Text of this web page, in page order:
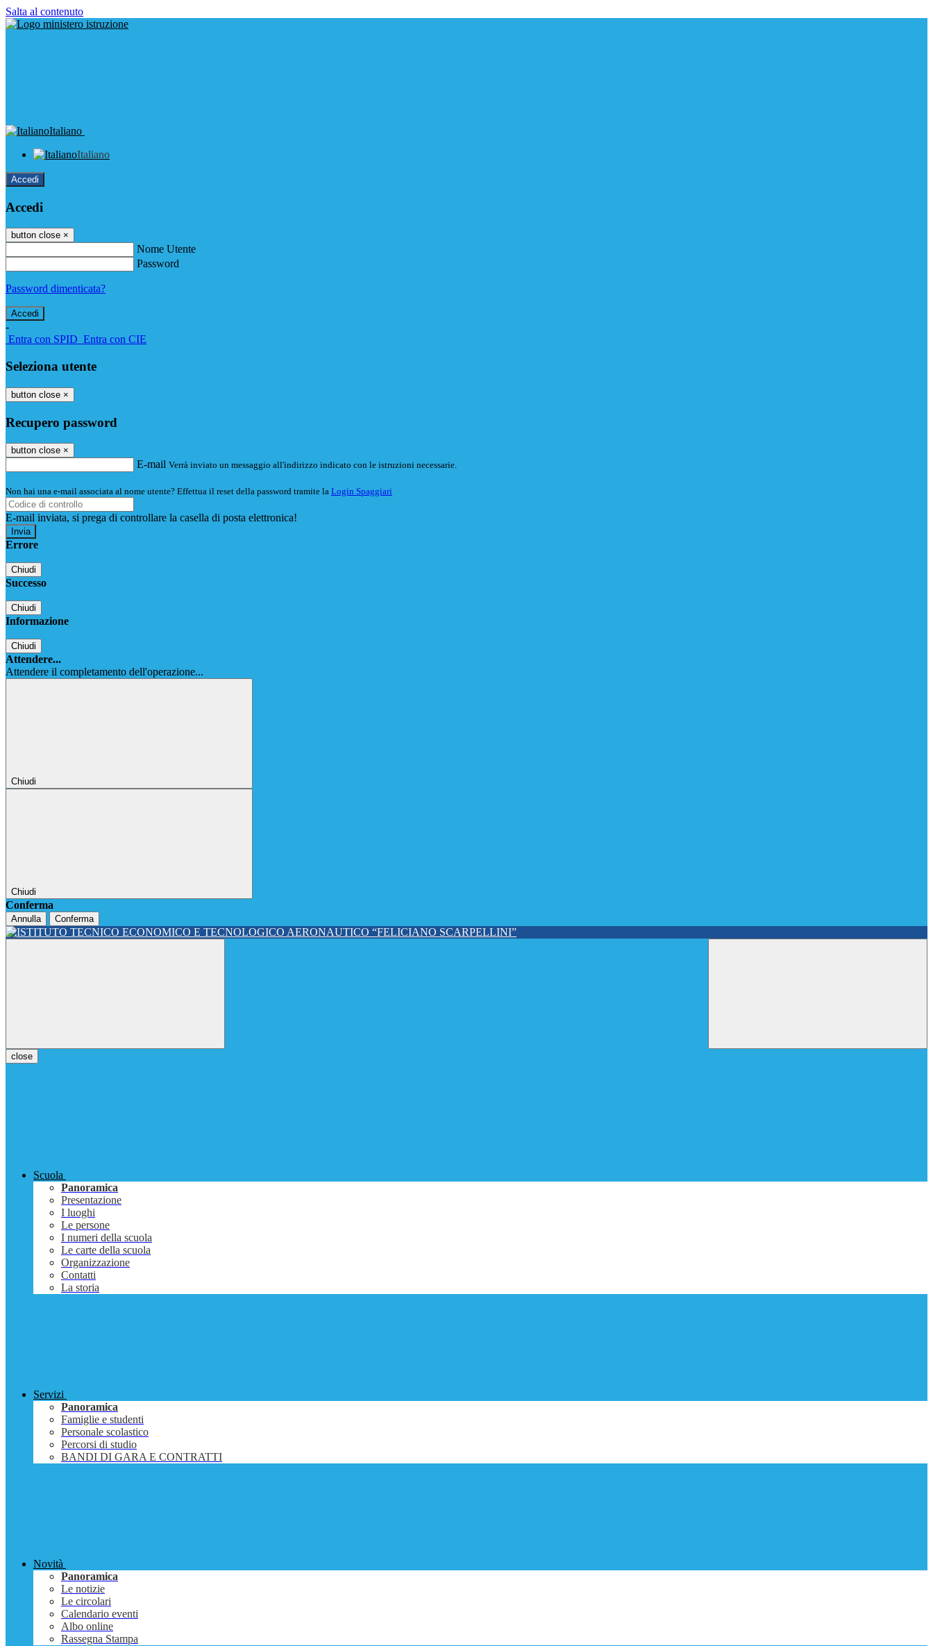
Salta al contenuto
Italiano
Italiano
Accedi
Accedi
button close ×
Nome Utente
Password
Password dimenticata?
-
Entra con SPID Entra con CIE
Seleziona utente
button close ×
Recupero password
button close ×
E-mail Verrà inviato un messaggio all'indirizzo indicato con le istruzioni necessarie.
Non hai una e-mail associata al nome utente? Effettua il reset della password tramite la Login Spaggiari
E-mail inviata, si prega di controllare la casella di posta elettronica!
Errore
Chiudi
Successo
Chiudi
Informazione
Chiudi
Attendere...
Attendere il completamento dell'operazione...
Chiudi
Chiudi
Conferma
Annulla Conferma
close
Scuola
Panoramica
Presentazione
I luoghi
Le persone
I numeri della scuola
Le carte della scuola
Organizzazione
Contatti
La storia
Servizi
Panoramica
Famiglie e studenti
Personale scolastico
Percorsi di studio
BANDI DI GARA E CONTRATTI
Novità
Panoramica
Le notizie
Le circolari
Calendario eventi
Albo online
Rassegna Stampa